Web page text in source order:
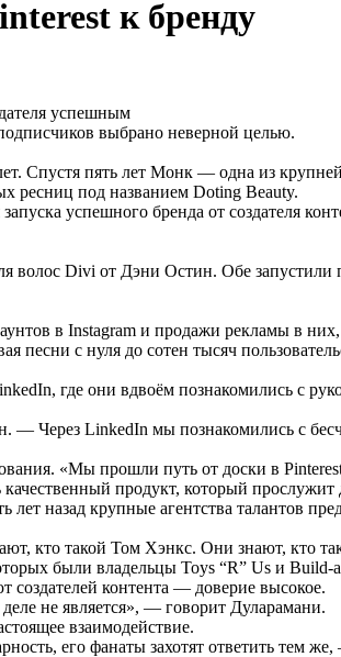
к бренду
успешным
выбрано неверной целью.
Спустя пять лет Монк — одна из
ресниц под названием Doting Beauty.
успешного бренда от создателя
Divi от Дэни Остин. Обе запустили
в Instagram и продажи рекламы в
с нуля до сотен тысяч
где они вдвоём познакомились с
Через LinkedIn мы познакомились с
«Мы прошли путь от доски в
продукт, который прослужит
назад крупные агентства талантов
кто такой Том Хэнкс. Они знают, кто
были владельцы Toys “R” Us и
создателей контента — доверие высокое.
не является», — говорит Дуларамани.
взаимодействие.
его фанаты захотят ответить тем